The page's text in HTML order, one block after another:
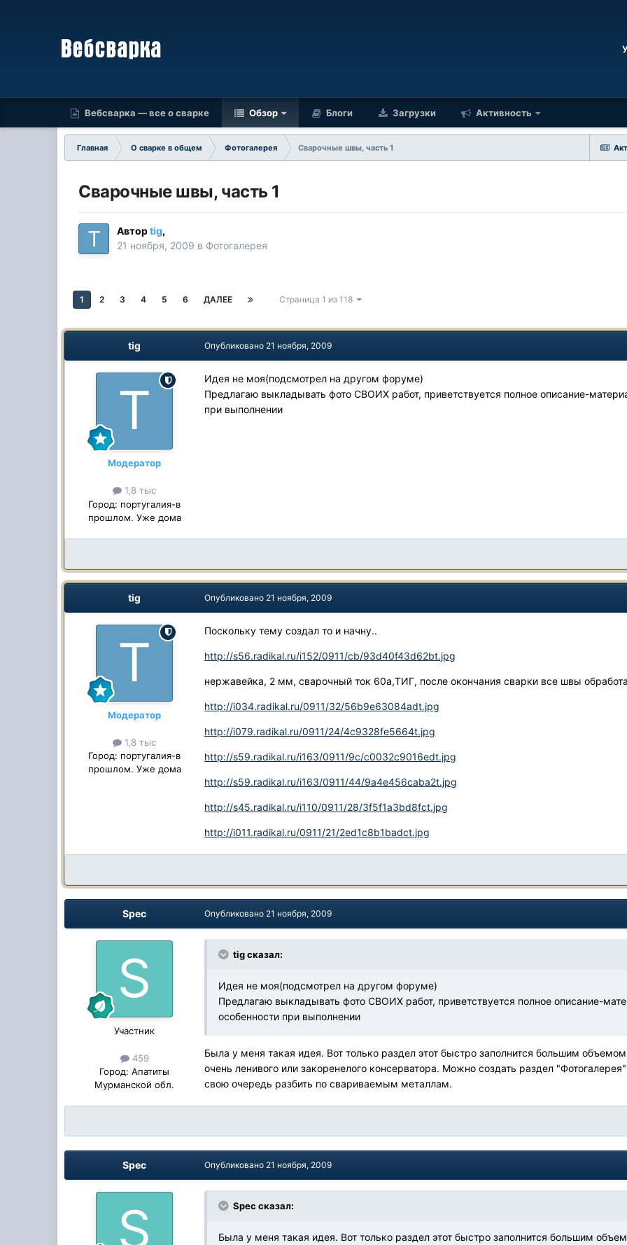
Вебсварка — все о сварке Обзор Блоги Загрузки Активность
Главная О сварке в общем Фотогалерея Сварочные швы, часть 1
Сварочные швы, часть 1
Авторtig,
21 ноября, 2009 в Фотогалерея
1 2 3 4 5 6 ДАЛЕЕ Страница 1 из 118
tig
Модератор
1,8 тыс
Город: португалия-в
прошлом. Уже дома
Опубликовано 21 ноября, 2009
Идея не моя(подсмотрел на другом форуме)
Предлагаю выкладывать фото СВОИХ работ, приветствуется полное описание-
при выполнении
tig
Модератор
1,8 тыс
Город: португалия-в
прошлом. Уже дома
Опубликовано 21 ноября, 2009
Поскольку тему создал то и начну..
http://s56.radikal.ru/i152/0911/cb/93d40f43d62bt.jpg
нержавейка, 2 мм, сварочный ток 60а,ТИГ, после окончания сварки все швы
http://i034.radikal.ru/0911/32/56b9e63084adt.jpg
http://i079.radikal.ru/0911/24/4c9328fe5664t.jpg
http://s59.radikal.ru/i163/0911/9c/c0032c9016edt.jpg
http://s59.radikal.ru/i163/0911/44/9a4e456caba2t.jpg
http://s45.radikal.ru/i110/0911/28/3f5f1a3bd8fct.jpg
http://i011.radikal.ru/0911/21/2ed1c8b1badct.jpg
Spec
Участник
459
Город: Апатиты
Мурманской обл.
Опубликовано 21 ноября, 2009
tig сказал:
Идея не моя(подсмотрел на другом форуме)
Предлагаю выкладывать фото СВОИХ работ, приветствуется полное описание-
особенности при выполнении
Была у меня такая идея. Вот только раздел этот быстро заполнится большим
очень ленивого или закоренелого консерватора. Можно создать раздел
свою очередь разбить по свариваемым металлам.
Spec Опубликовано 21 ноября, 2009
Spec сказал:
Была у меня такая идея. Вот только раздел этот быстро заполнится большим